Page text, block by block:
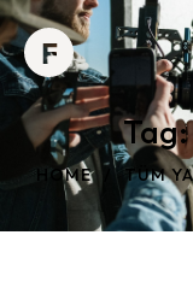
HOME TÜM